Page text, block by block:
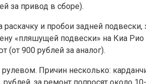
за привод в сборе).
и пробои задней
«пляшущей подвески» на Киа
900 рублей за аналог).
Причин несколько: